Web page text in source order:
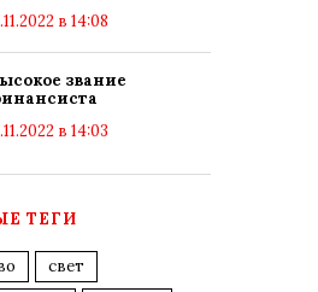
в 14:08
звание
в 14:03
ТЕГИ
свет